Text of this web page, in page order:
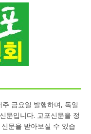
금요일 발행하며, 독일
문입니다. 교포신문을 정
문을 받아보실 수 있습